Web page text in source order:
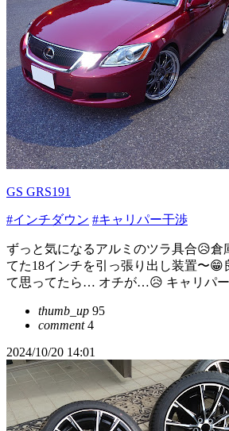
GS GRS191
#インチダウン #キャリパー干渉
ずっと気になるアルミのツラ具合😥倉
てた18インチを引っ張り出し装置〜😁
て思ってたら… オチが…😥 キャリパ
thumb_up 95
comment4
2024/10/20 14:01